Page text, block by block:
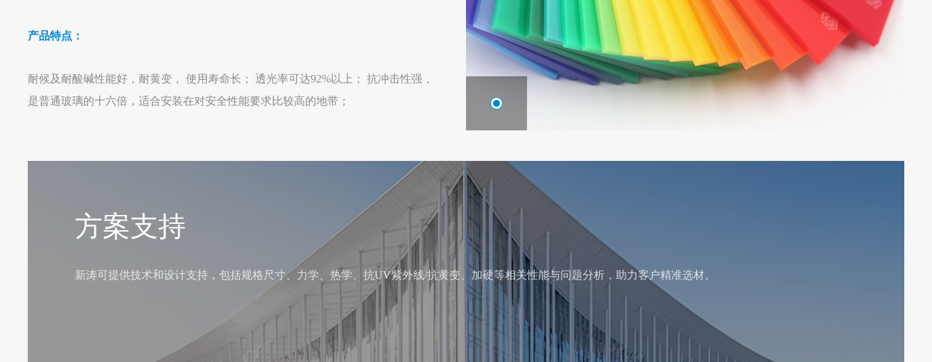
产品特点：
耐候及耐酸碱性能好，耐黄变， 使用寿命长； 透光率可达92%以上； 抗冲击性强，
是普通玻璃的十六倍，适合安装在对安全性能要求比较高的地带；
方案支持
新涛可提供技术和设计支持，包括规格尺寸、力学、热学、抗UV紫外线/抗黄变、加硬等相关性能与问题分析，助力客户精准选材。